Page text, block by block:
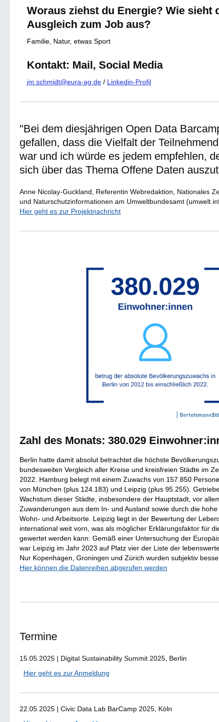
Woraus ziehst du Energie? Wie sieht
Ausgleich zum Job aus?
Familie, Natur, etwas Sport
Kontakt: Mail, Social Media
jm.schmidt@eura-ag.de / Linkedin-Profil
"Bei dem diesjährigen Open Data
gefallen, dass die Vielfalt der
war und ich würde es jedem empfehlen,
sich über das Thema Offene Daten
Anne Nicolay-Guckland, Referentin Webredaktion, Nationales
und Naturschutzinformationen am Umweltbundesamt
Hier geht es zur Projektnachricht
Zahl des Monats: 380.029
Berlin hatte damit absolut betrachtet die höchste
bundesweiten Vergleich aller Kreise und kreisfreien Städte im
2022. Hamburg belegt mit einem Zuwachs von 157.850
von München (plus 124.183) und Leipzig (plus 95.255).
Wachstum dieser Städte, insbesondere der Hauptstadt, vor
Zuwanderungen aus dem In- und Ausland sowie durch die
Wohn- und Arbeitsorte. Leipzig liegt in der Bewertung der
international weit vorn, was als möglicher Erklärungsfaktor für
gewertet werden kann: Gemäß einer Untersuchung der
war Leipzig im Jahr 2023 auf Platz vier der Liste der
Nur Kopenhagen, Groningen und Zürich wurden subjektiv
Hier können die Datenreihen abgerufen werden
Termine
15.05.2025 | Digital Sustainability Summit 2025, Berlin
Hier geht es zur Anmeldung
22.05.2025 | Civic Data Lab BarCamp 2025, Köln